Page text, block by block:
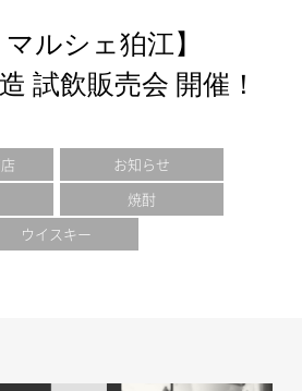
マルシェ狛江】
試飲販売会 開催！
お知らせ
焼酎
ウイスキー